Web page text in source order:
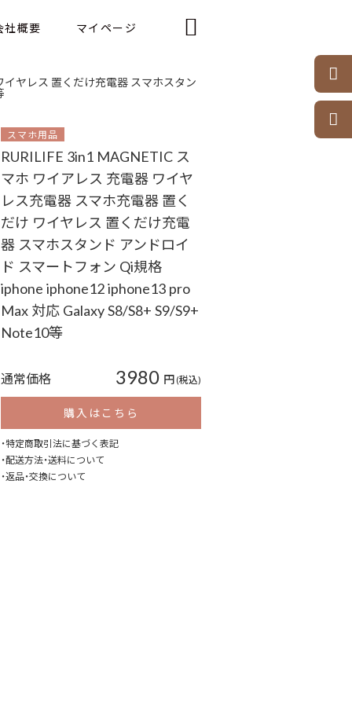
社概要 マイページ 
ヤレス 置くだけ充電器 スマホスタン
スマホ用品
RURILIFE 3in1 MAGNETIC ス
マホ ワイアレス 充電器 ワイヤ
レス充電器 スマホ充電器 置く
だけ ワイヤレス 置くだけ充電
器 スマホスタンド アンドロイ
ド スマートフォン Qi規格
iphone iphone12 iphone13 pro
Max 対応 Galaxy S8/S8+ S9/S9+
Note10等
通常価格 3980 円(税込)
購入はこちら
・特定商取引法に基づく表記
・配送方法・送料について
・返品・交換について

